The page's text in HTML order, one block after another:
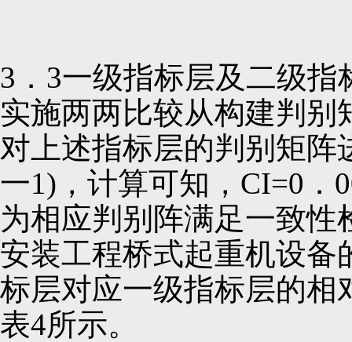
3．3一级指标层及二级
实施两两比较从构建判别
对上述指标层的判别矩阵
一1)，计算可知，CI=0．
为相应判别阵满足一致
安装工程桥式起重机设备
标层对应一级指标层的相
表4所示。